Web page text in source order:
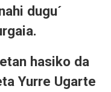
dugu´
hasiko da
Yurre Ugarte